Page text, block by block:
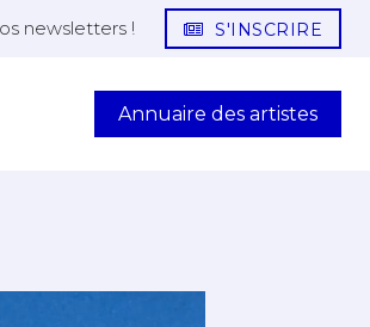
newsletters ! S'INSCRIRE
Annuaire des artistes